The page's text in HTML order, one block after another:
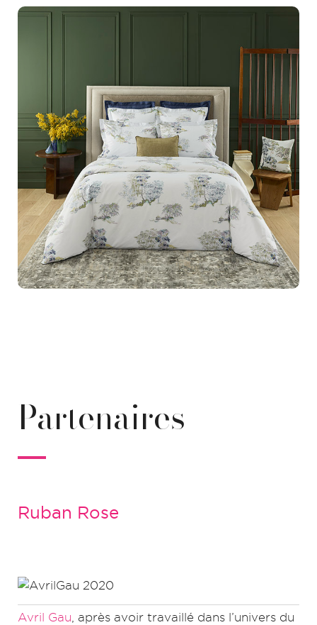
Partenaires
Ruban Rose
Avril Gau , après avoir travaillé dans l’univers du